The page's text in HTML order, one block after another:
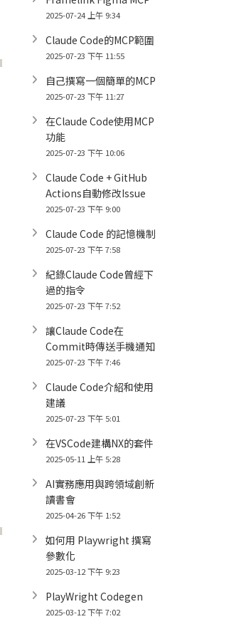
2025-07-24 上午 9:34
Claude Code的MCP範圍
2025-07-23 下午 11:55
自己撰寫一個簡單的MCP
2025-07-23 下午 11:27
在Claude Code使用MCP
功能
2025-07-23 下午 10:06
Claude Code + GitHub
Actions自動修改Issue
2025-07-23 下午 9:00
Claude Code 的記憶機制
2025-07-23 下午 7:58
紀錄Claude Code曾經下
過的指令
2025-07-23 下午 7:52
讓Claude Code在
Commit時傳送手機通知
2025-07-23 下午 7:46
Claude Code介紹和使用
建議
2025-07-23 下午 5:01
在VSCode建構NX的套件
2025-05-11 上午 5:28
AI實務應用與跨領域創新
讀書會
2025-04-26 下午 1:52
如何用 Playwright 撰寫
參數化
2025-03-12 下午 9:23
PlayWright Codegen
2025-03-12 下午 7:02